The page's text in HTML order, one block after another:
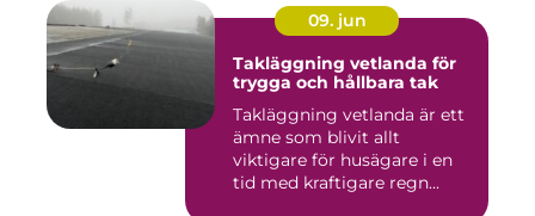
09. jun
Takläggning vetlanda för
trygga och hållbara tak
Takläggning vetlanda är ett
ämne som blivit allt
viktigare för husägare i en
tid med kraftigare regn...